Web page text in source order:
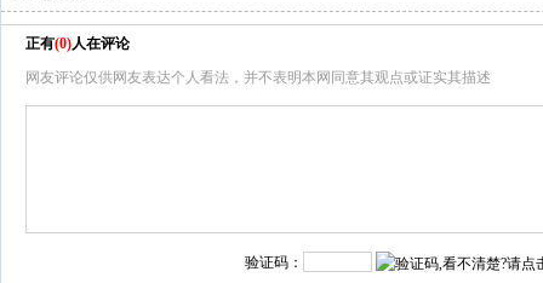
正有(0)人在评论
网友评论仅供网友表达个人看法，并不表明本网同意其观点或证实其描述
验证码：